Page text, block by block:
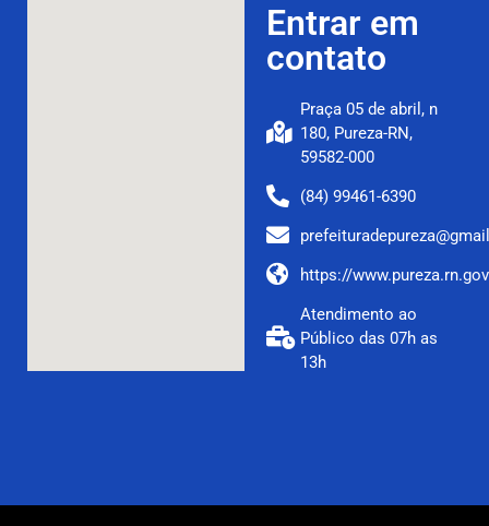
Entrar em
contato
Praça 05 de abril, n
180, Pureza-RN,
59582-000
(84) 99461-6390
https://
Atendimento ao
Público das 07h as
13h